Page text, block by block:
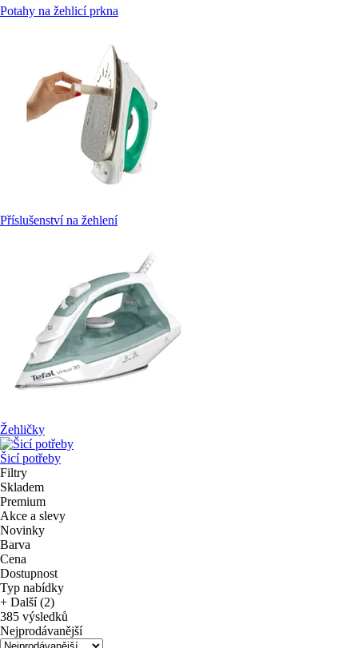
Potahy na žehlicí prkna
Příslušenství na žehlení
Žehličky
Šicí potřeby
Filtry
Skladem
Premium
Akce a slevy
Novinky
Barva
Cena
Dostupnost
Typ nabídky
+ Další (2)
385 výsledků
Nejprodávanější